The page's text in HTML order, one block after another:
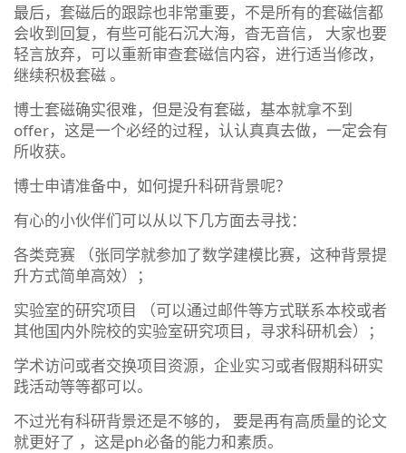
最后，套磁后的跟踪也非常重要，不是所有的套磁信都
会收到回复，有些可能石沉大海，杳无音信， 大家也要
轻言放弃，可以重新审查套磁信内容，进行适当修改，
继续积极套磁 。
博士套磁确实很难，但是没有套磁，基本就拿不到
offer，这是一个必经的过程，认认真真去做，一定会有
所收获。
博士申请准备中，如何提升科研背景呢？
有心的小伙伴们可以从以下几方面去寻找：
各类竞赛 （张同学就参加了数学建模比赛，这种背景提
升方式简单高效）；
实验室的研究项目 （可以通过邮件等方式联系本校或者
其他国内外院校的实验室研究项目，寻求科研机会）；
学术访问或者交换项目资源，企业实习或者假期科研实
践活动等等都可以。
不过光有科研背景还是不够的， 要是再有高质量的论文
就更好了 ，这是ph必备的能力和素质。